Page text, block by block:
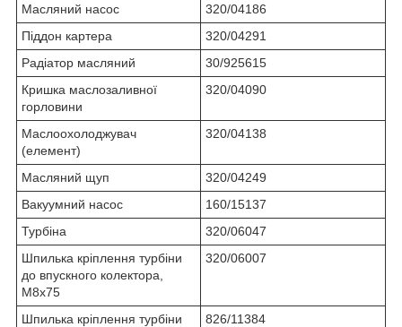
Масляний насос
320/04186
Піддон картера
320/04291
Радіатор масляний
30/925615
Кришка маслозаливної
горловини
320/04090
Маслоохолоджувач
(елемент)
320/04138
Масляний щуп
320/04249
Вакуумний насос
160/15137
Турбіна
320/06047
Шпилька кріплення турбіни
до впускного колектора,
М8х75
320/06007
Шпилька кріплення турбіни
826/11384